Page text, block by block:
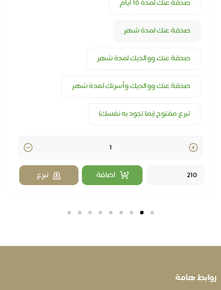
صدقة عنك لمدة 10 أيام
صدقة عنك لمدة شهر
صدقة عنك ووالديك لمدة شهر
صدقة عنك ووالديك وأسرتك لمدة شهر
تبرع مفتوح (بما تجود به نفسك)
Quantity
اضافة
تبرع
هامة